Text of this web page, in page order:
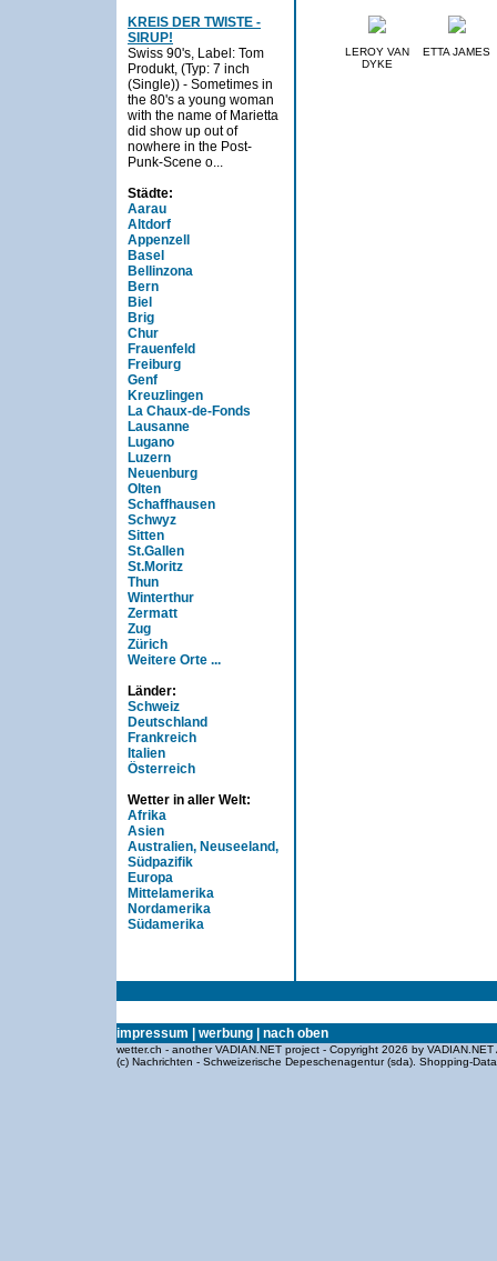
KREIS DER TWISTE -
SIRUP!
Swiss 90's, Label: Tom
Produkt, (Typ: 7 inch
(Single)) - Sometimes in
the 80's a young woman
with the name of Marietta
did show up out of
nowhere in the Post-
Punk-Scene o...
Städte:
Aarau
Altdorf
Appenzell
Basel
Bellinzona
Bern
Biel
Brig
Chur
Frauenfeld
Freiburg
Genf
Kreuzlingen
La Chaux-de-Fonds
Lausanne
Lugano
Luzern
Neuenburg
Olten
Schaffhausen
Schwyz
Sitten
St.Gallen
St.Moritz
Thun
Winterthur
Zermatt
Zug
Zürich
Weitere Orte ...
Länder:
Schweiz
Deutschland
Frankreich
Italien
Österreich
Wetter in aller Welt:
Afrika
Asien
Australien, Neuseeland,
Südpazifik
Europa
Mittelamerika
Nordamerika
Südamerika
LEROY VAN
DYKE
ETTA JAMES
impressum werbung nach oben
wetter.ch - another VADIAN.NET project - Copyright 2026 by
(c) Nachrichten - Schweizerische Depeschenagentur (sda). Shopping-